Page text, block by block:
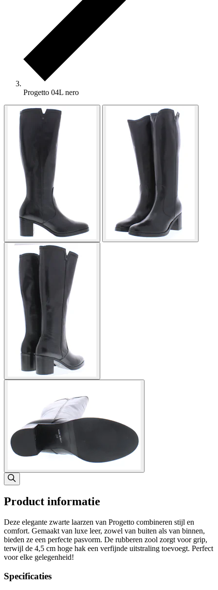
Progetto 04L nero
Product informatie
Deze elegante zwarte laarzen van Progetto combineren stijl en
comfort. Gemaakt van luxe leer, zowel van buiten als van binnen,
bieden ze een perfecte pasvorm. De rubberen zool zorgt voor grip,
terwijl de 4,5 cm hoge hak een verfijnde uitstraling toevoegt. Perfect
voor elke gelegenheid!
Specificaties